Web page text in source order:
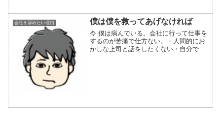
く人たちは言うまでもない。さらに、お
金を稼いでいない人たち、た...
会社を辞めたい理由 僕は僕を救ってあげなければ
今 僕は病んでいる。会社に行って仕事を
するのが苦痛で仕方ない。・人間的にお
かしな上司と話をしたくない・自分で自